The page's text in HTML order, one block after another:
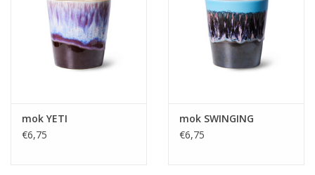
mok YETI
€6,75
mok SWINGING
€6,75